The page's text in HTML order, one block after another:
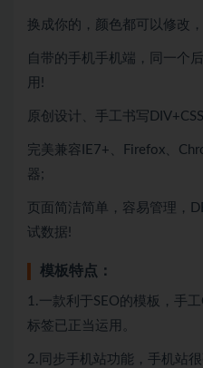
换成你的，颜色都可以修改
自带的手机手机端，同一个
用!
原创设计、手工书写DIV+CSS
完美兼容IE7+、Firefox、
器;
页面简洁简单，容易管理，
试数据!
模板特点：
1.一款利于SEO的模板，手
标签已正当运用。
2.同步手机站功能，手机站很